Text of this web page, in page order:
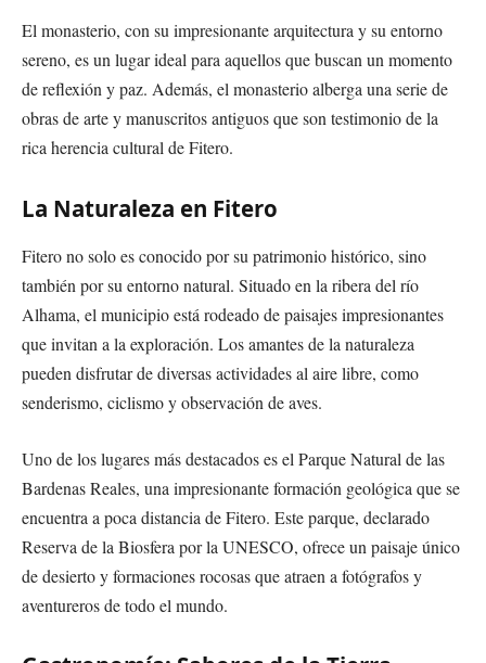
El monasterio, con su impresionante arquitectura y su entorno
sereno, es un lugar ideal para aquellos que buscan un momento
de reflexión y paz. Además, el monasterio alberga una serie de
obras de arte y manuscritos antiguos que son testimonio de la
rica herencia cultural de Fitero.
La Naturaleza en Fitero
Fitero no solo es conocido por su patrimonio histórico, sino
también por su entorno natural. Situado en la ribera del río
Alhama, el municipio está rodeado de paisajes impresionantes
que invitan a la exploración. Los amantes de la naturaleza
pueden disfrutar de diversas actividades al aire libre, como
senderismo, ciclismo y observación de aves.
Uno de los lugares más destacados es el Parque Natural de las
Bardenas Reales, una impresionante formación geológica que se
encuentra a poca distancia de Fitero. Este parque, declarado
Reserva de la Biosfera por la UNESCO, ofrece un paisaje único
de desierto y formaciones rocosas que atraen a fotógrafos y
aventureros de todo el mundo.